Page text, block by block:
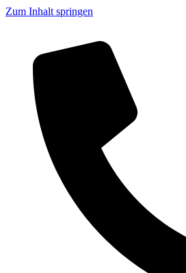
Zum Inhalt springen